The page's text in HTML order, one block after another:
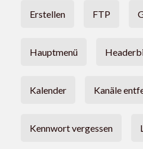
Erstellen FTP
Hauptmenü
Kalender Kanäle
Kennwort vergessen